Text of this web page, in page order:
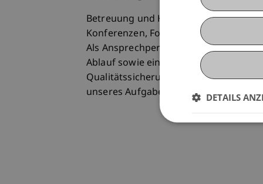
Betreuung und Koordination der
Konferenzen, Foren und
Als Ansprechperson für
Ablauf sowie eine serviceorientierte
Qualitätssicherung und
unseres Aufgabenbereichs.DETAILS